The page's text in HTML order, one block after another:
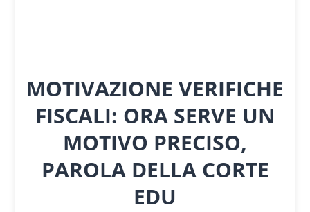
MOTIVAZIONE VERIFICHE
FISCALI: ORA SERVE UN
MOTIVO PRECISO,
PAROLA DELLA CORTE
EDU